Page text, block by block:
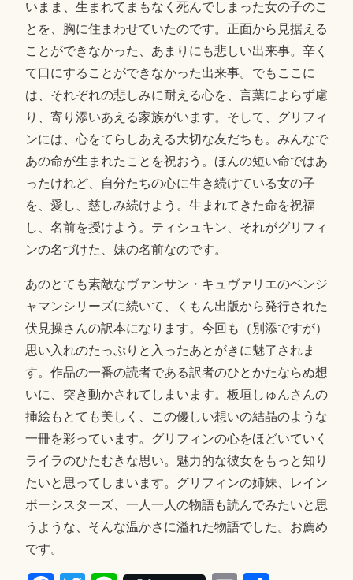
いまま、生まれてまもなく死んでしまった女の子のこ
とを、胸に住まわせていたのです。正面から見据える
ことができなかった、あまりにも悲しい出来事。辛く
て口にすることができなかった出来事。でもここに
は、それぞれの悲しみに耐える心を、言葉によらず慮
り、寄り添いあえる家族がいます。そして、グリフィ
ンには、心をてらしあえる大切な友だちも。みんなで
あの命が生まれたことを祝おう。ほんの短い命ではあ
ったけれど、自分たちの心に生き続けている女の子
を、愛し、慈しみ続けよう。生まれてきた命を祝福
し、名前を授けよう。ティシュキン、それがグリフィ
ンの名づけた、妹の名前なのです。
あのとても素敵なヴァンサン・キュヴァリエのベンジ
ャマンシリーズに続いて、くもん出版から発行された
伏見操さんの訳本になります。今回も（別添ですが）
思い入れのたっぷりと入ったあとがきに魅了されま
す。作品の一番の読者である訳者のひとかたならぬ想
いに、突き動かされてしまいます。板垣しゅんさんの
挿絵もとても美しく、この優しい想いの結晶のような
一冊を彩っています。グリフィンの心をほどいていく
ライラのひたむきな思い。魅力的な彼女をもっと知り
たいと思ってしまいます。グリフィンの姉妹、レイン
ボーシスターズ、一人一人の物語も読んでみたいと思
うような、そんな温かさに溢れた物語でした。お薦め
です。